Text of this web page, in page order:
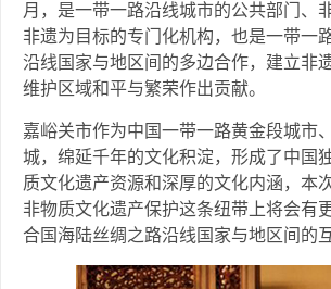
月，是一带一路沿线城市的公共部门、
非遗为目标的专门化机构，也是一带一
沿线国家与地区间的多边合作，建立非
维护区域和平与繁荣作出贡献。
嘉峪关市作为中国一带一路黄金段城市
城，绵延千年的文化积淀，形成了中国
质文化遗产资源和深厚的文化内涵，本
非物质文化遗产保护这条纽带上将会有
合国海陆丝绸之路沿线国家与地区间的